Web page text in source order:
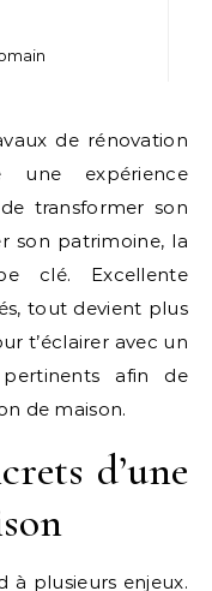
de rénovation
une expérience
transformer son
son patrimoine, la
clé. Excellente
tout devient plus
t’éclairer avec un
afin de
de maison.
d’une
à plusieurs enjeux.